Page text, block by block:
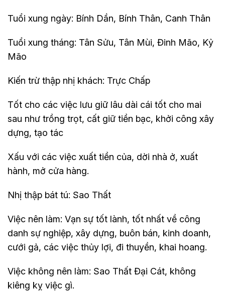
Tuổi xung ngày: Bính Dần, Bính Thân, Canh Thân
Tuổi xung tháng: Tân Sửu, Tân Mùi, Đinh Mão, Kỷ
Mão
Kiến trừ thập nhị khách: Trực Chấp
Tốt cho các việc lưu giữ lâu dài cái tốt cho mai
sau như trồng trọt, cất giữ tiền bạc, khởi công xây
dựng, tạo tác
Xấu với các việc xuất tiền của, dời nhà ở, xuất
hành, mở cửa hàng.
Nhị thập bát tú: Sao Thất
Việc nên làm: Vạn sự tốt lành, tốt nhất về công
danh sự nghiệp, xây dựng, buôn bán, kinh doanh,
cưới gả, các việc thủy lợi, đi thuyền, khai hoang.
Việc không nên làm: Sao Thất Đại Cát, không
kiêng kỵ việc gì.